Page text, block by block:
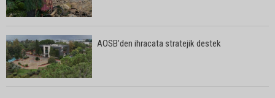
AOSB’den ihracata stratejik destek